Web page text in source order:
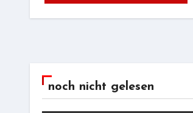
noch nicht gelesen